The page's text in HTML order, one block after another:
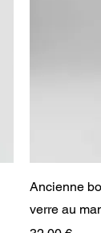
Ancienne
verre au